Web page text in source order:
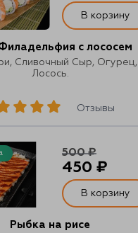
Отзывы
с лососем
Сливочный Сыр, Огурец,
Лосось.
В корзину
Рыбка на рисе
500 ₽
450 ₽
В корзину